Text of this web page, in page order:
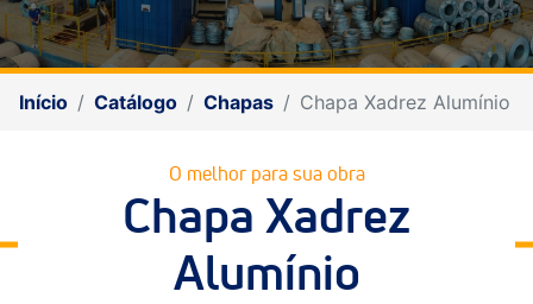
Início Catálogo Chapas Chapa Xadrez Alumínio
O melhor para sua obra
Chapa Xadrez
Alumínio